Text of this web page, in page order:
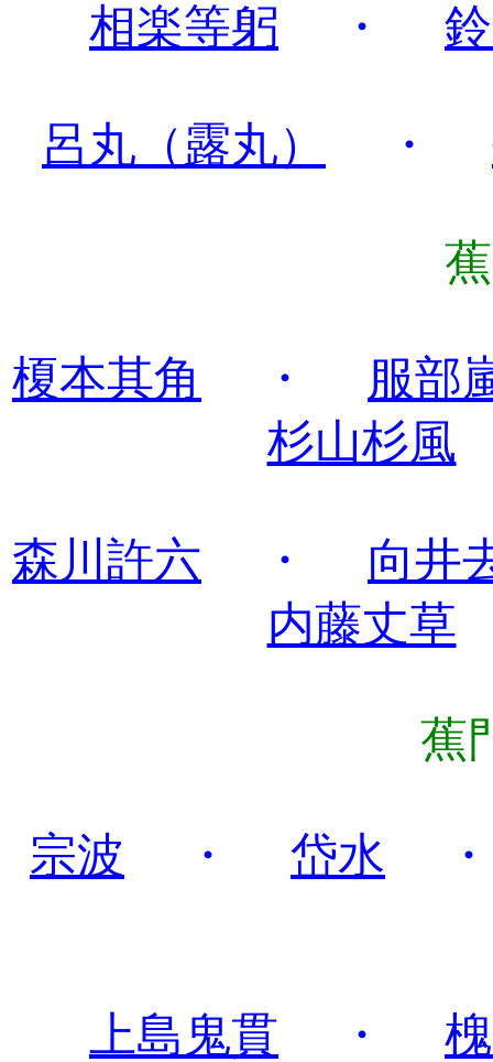
相楽等躬 ・
呂丸（露丸） ・
榎本其角 ・ 服部
杉山杉風
森川許六 ・ 向井
内藤丈草
蕉
宗波 ・ 岱水
上島鬼貫 ・